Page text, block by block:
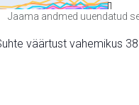
Jaama andmed uuendatud
väärtust vahemikus